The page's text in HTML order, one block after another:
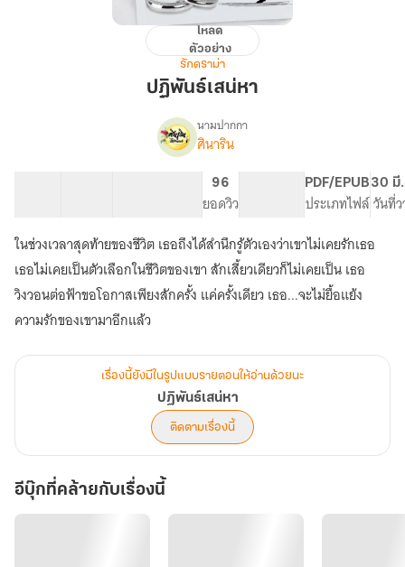
เสน่หา
โหลด
ตัวอย่าง
รักดราม่า
ปฏิพันธ์เสน่หา
เรื่อง
พันธ์
เสน่หา
นามปากกา
ศินาริน
96
ยอดวิว
PDF/EPUB
ประเภทไฟล์
30 มี
วันที่
ในช่วงเวลาสุดท้ายของชีวิต เธอถึงได้สำนึกรู้ตัวเองว่าเขาไม่เคยรักเธอ
เธอไม่เคยเป็นตัวเลือกในชีวิตของเขา สักเสี้ยวเดียวก็ไม่เคยเป็น เธอ
วิงวอนต่อฟ้าขอโอกาสเพียงสักครั้ง แค่ครั้งเดียว เธอ...จะไม่ยื้อแย้ง
ความรักของเขามาอีกแล้ว
เรื่องนี้ยังมีในรูปแบบรายตอนให้อ่านด้วยนะ
ปฏิพันธ์เสน่หา
ติดตามเรื่องนี้
อีบุ๊กที่คล้ายกับเรื่องนี้